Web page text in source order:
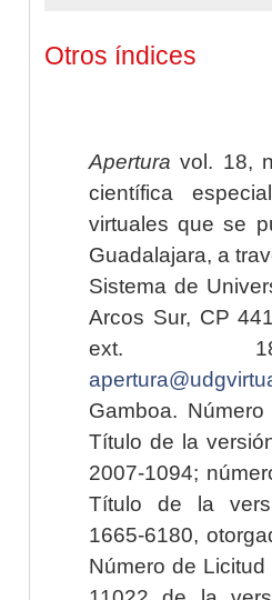
Otros índices
Apertura vol. 18,
científica
virtuales que se
Guadalajara, a
Sistema de
Arcos Sur, CP
ext.
Gamboa.
Título de la
2007-1094;
Título de la
1665-6180,
Número de